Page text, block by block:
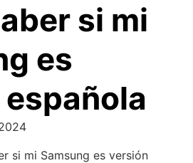
si mi
es
si mi Samsung es versión